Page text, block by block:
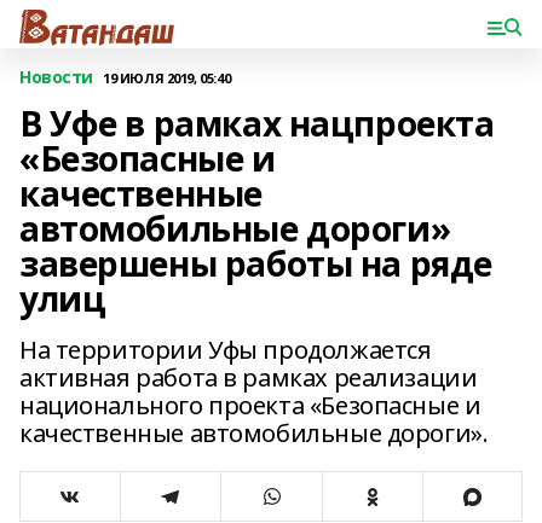
Новости 19 ИЮЛЯ 2019, 05:40
В Уфе в рамках нацпроекта
«Безопасные и
качественные
автомобильные дороги»
завершены работы на ряде
улиц
На территории Уфы продолжается
активная работа в рамках реализации
национального проекта «Безопасные и
качественные автомобильные дороги».